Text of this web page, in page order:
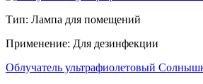
Тип: Лампа для помещений
Применение: Для дезинфекции
Облучатель ультрафиолетовый